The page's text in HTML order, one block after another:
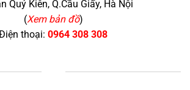
Quý Kiên, Q.Cầu Giấy, Hà Nội
(Xem bản đồ)
thoại: 0964 308 308